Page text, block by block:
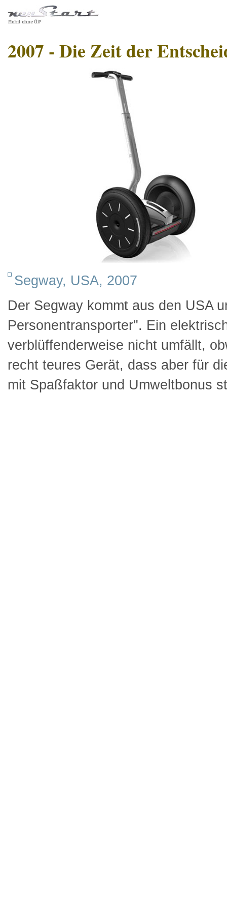
2007 - Die Zeit der
Segway, USA, 2007
Der Segway kommt aus den USA
Personentransporter". Ein
verblüffenderweise nicht umfällt,
recht teures Gerät, dass aber für
mit Spaßfaktor und Umweltbonus